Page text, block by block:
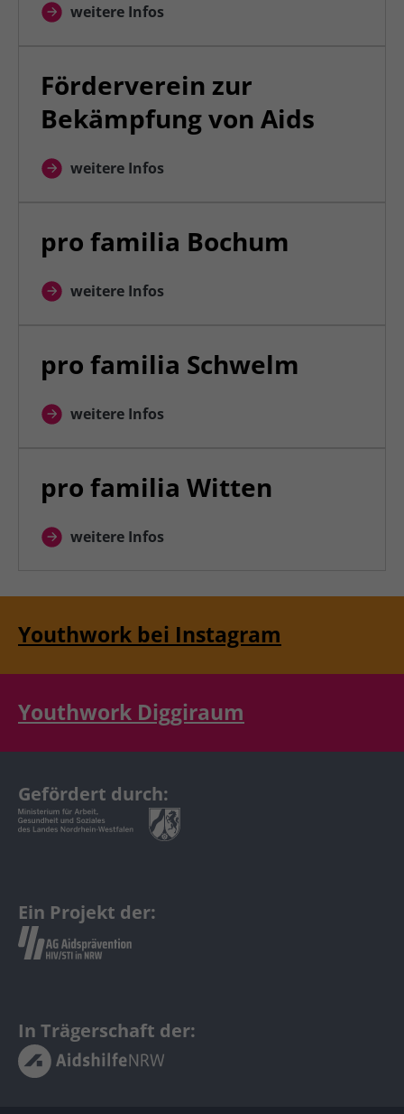
weitere Infos
Förderverein zur
Bekämpfung von Aids
weitere Infos
pro familia Bochum
weitere Infos
pro familia Schwelm
weitere Infos
pro familia Witten
weitere Infos
Youthwork bei Instagram
Youthwork Diggiraum
Gefördert durch:
Ein Projekt der:
In Trägerschaft der: